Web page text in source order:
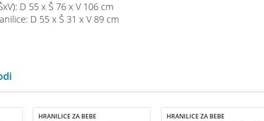
D 55 x Š 76 x V 106 cm
D 55 x Š 31 x V 89 cm
HRANILICE ZA BEBE HRANILICE ZA BEBE